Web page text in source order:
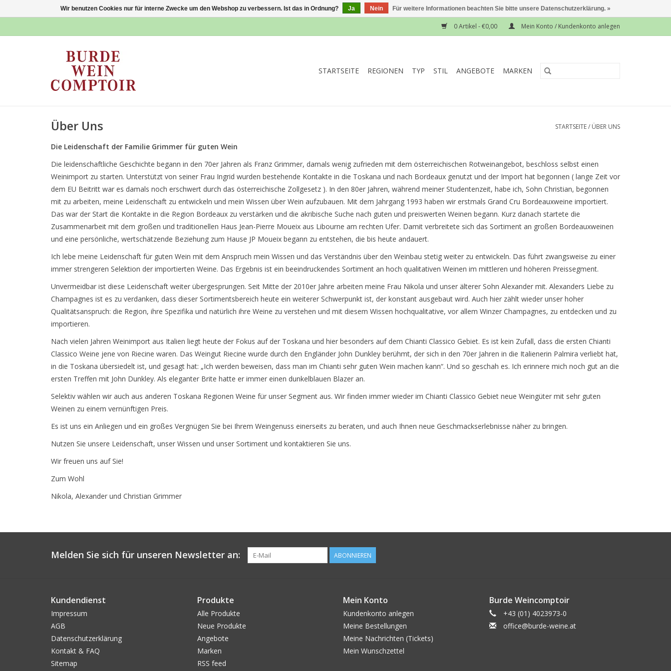
0 Artikel - €0,00 Mein Konto / Kundenkonto anlegen
STARTSEITE REGIONEN TYP STIL ANGEBOTE MARKEN
Über Uns STARTSEITE/ ÜBER UNS
Die Leidenschaft der Familie Grimmer für guten Wein
Die leidenschaftliche Geschichte begann in den 70er Jahren als Franz Grimmer, damals wenig zufrieden mit dem österreichischen Rotweinangebot, beschloss selbst einen
Weinimport zu starten. Unterstützt von seiner Frau Ingrid wurden bestehende Kontakte in die Toskana und nach Bordeaux genutzt und der Import hat begonnen ( lange Zeit vor
dem EU Beitritt war es damals noch erschwert durch das österreichische Zollgesetz ). In den 80er Jahren, während meiner Studentenzeit, habe ich, Sohn Christian, begonnen
mit zu arbeiten, meine Leidenschaft zu entwickeln und mein Wissen über Wein aufzubauen. Mit dem Jahrgang 1993 haben wir erstmals Grand Cru Bordeauxweine importiert.
Das war der Start die Kontakte in die Region Bordeaux zu verstärken und die akribische Suche nach guten und preiswerten Weinen begann. Kurz danach startete die
Zusammenarbeit mit dem großen und traditionellen Haus Jean-Pierre Moueix aus Libourne am rechten Ufer. Damit verbreitete sich das Sortiment an großen Bordeauxweinen
und eine persönliche, wertschätzende Beziehung zum Hause JP Moueix begann zu entstehen, die bis heute andauert.
Ich lebe meine Leidenschaft für guten Wein mit dem Anspruch mein Wissen und das Verständnis über den Weinbau stetig weiter zu entwickeln. Das führt zwangsweise zu einer
immer strengeren Selektion der importierten Weine. Das Ergebnis ist ein beeindruckendes Sortiment an hoch qualitativen Weinen im mittleren und höheren Preissegment.
Unvermeidbar ist diese Leidenschaft weiter übergesprungen. Seit Mitte der 2010er Jahre arbeiten meine Frau Nikola und unser älterer Sohn Alexander mit. Alexanders Liebe zu
Champagnes ist es zu verdanken, dass dieser Sortimentsbereich heute ein weiterer Schwerpunkt ist, der konstant ausgebaut wird. Auch hier zählt wieder unser hoher
Qualitätsanspruch: die Region, ihre Spezifika und natürlich ihre Weine zu verstehen und mit diesem Wissen hochqualitative, vor allem Winzer Champagnes, zu entdecken und zu
importieren.
Nach vielen Jahren Weinimport aus Italien liegt heute der Fokus auf der Toskana und hier besonders auf dem Chianti Classico Gebiet. Es ist kein Zufall, dass die ersten Chianti
Classico Weine jene von Riecine waren. Das Weingut Riecine wurde durch den Engländer John Dunkley berühmt, der sich in den 70er Jahren in die Italienerin Palmira verliebt hat,
in die Toskana übersiedelt ist, und gesagt hat: „Ich werden beweisen, dass man im Chianti sehr guten Wein machen kann“. Und so geschah es. Ich erinnere mich noch gut an die
ersten Treffen mit John Dunkley. Als eleganter Brite hatte er immer einen dunkelblauen Blazer an.
Selektiv wählen wir auch aus anderen Toskana Regionen Weine für unser Segment aus. Wir finden immer wieder im Chianti Classico Gebiet neue Weingüter mit sehr guten
Weinen zu einem vernünftigen Preis.
Es ist uns ein Anliegen und ein großes Vergnügen Sie bei Ihrem Weingenuss einerseits zu beraten, und auch Ihnen neue Geschmackserlebnisse näher zu bringen.
Nutzen Sie unsere Leidenschaft, unser Wissen und unser Sortiment und kontaktieren Sie uns.
Wir freuen uns auf Sie!
Zum Wohl
Nikola, Alexander und Christian Grimmer
Melden Sie sich für unseren Newsletter an: ABONNIEREN
Kundendienst
Impressum
AGB
Datenschutzerklärung
Kontakt & FAQ
Sitemap
Produkte
Alle Produkte
Neue Produkte
Angebote
Marken
RSS feed
Mein Konto
Kundenkonto anlegen
Meine Bestellungen
Meine Nachrichten (Tickets)
Mein Wunschzettel
Burde Weincomptoir
+43 (01) 4023973-0
office@burde-weine.at
Wir benutzen Cookies nur für interne Zwecke um den Webshop zu verbessern. Ist das in Ordnung? Ja Nein Für weitere Informationen beachten Sie bitte unsere Datenschutzerklärung. »